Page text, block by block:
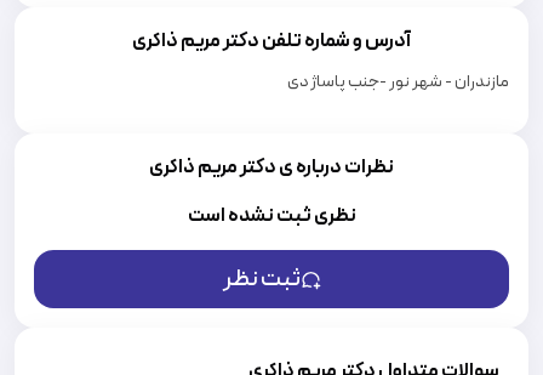
آدرس و شماره تلفن دکترمریم ذاکری
مازندران - شهر نور -جنب پاساژ دی
نظرات درباره ی دکتر مریم ذاکری
نظری ثبت نشده است
ثبت نظر